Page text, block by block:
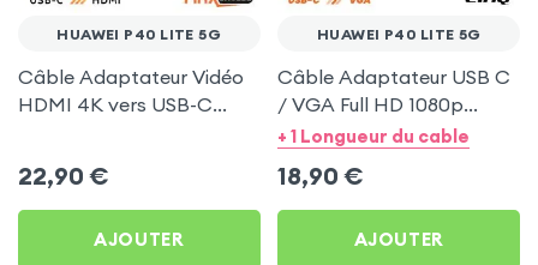
HUAWEI P40 LITE 5G
Câble Adaptateur Vidéo
HDMI 4K vers USB-C
22,90 €
AJOUTER
HUAWEI P40 LITE 5G
Câble Adaptateur USB C
/ VGA Full HD 1080p
20cm - LinQ pour Huawei
+ 1 Longueur du cable
18,90 €
AJOUTER